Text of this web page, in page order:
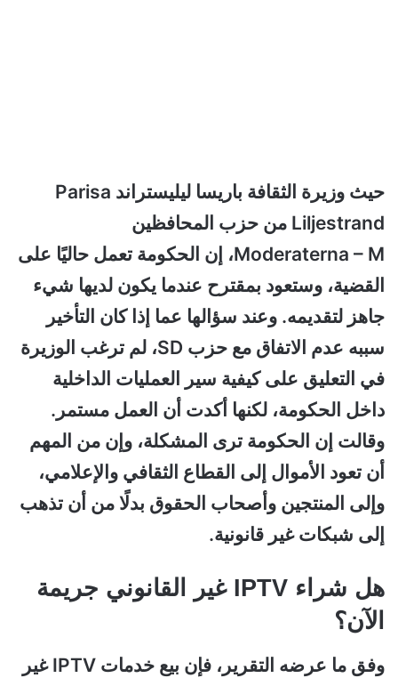
حيث وزيرة الثقافة باريسا ليليستراند Parisa
Liljestrand من حزب المحافظين
Moderaterna – M، إن الحكومة تعمل حاليًا على
القضية، وستعود بمقترح عندما يكون لديها شيء
جاهز لتقديمه. وعند سؤالها عما إذا كان التأخير
سببه عدم الاتفاق مع حزب SD، لم ترغب الوزيرة
في التعليق على كيفية سير العمليات الداخلية
داخل الحكومة، لكنها أكدت أن العمل مستمر.
وقالت إن الحكومة ترى المشكلة، وإن من المهم
أن تعود الأموال إلى القطاع الثقافي والإعلامي،
وإلى المنتجين وأصحاب الحقوق بدلًا من أن تذهب
إلى شبكات غير قانونية.
هل شراء IPTV غير القانوني جريمة
الآن؟
وفق ما عرضه التقرير، فإن بيع خدمات IPTV غير